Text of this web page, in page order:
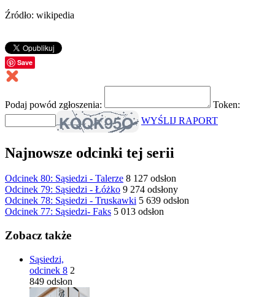
Źródło: wikipedia
Save
Podaj powód zgłoszenia:
Token:
WYŚLIJ RAPORT
Najnowsze odcinki tej serii
Odcinek 80: Sąsiedzi - Talerze 8 127 odsłon
Odcinek 79: Sąsiedzi - Łóżko 9 274 odsłony
Odcinek 78: Sąsiedzi - Truskawki 5 639 odsłon
Odcinek 77: Sąsiedzi- Faks 5 013 odsłon
Zobacz także
Sąsiedzi,
odcinek 8 2
849 odsłon